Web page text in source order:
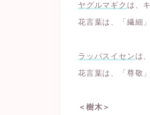
ヤグルマギク は、
花言葉は、「繊細
ラッパスイセン は
花言葉は、「尊敬
＜樹木＞